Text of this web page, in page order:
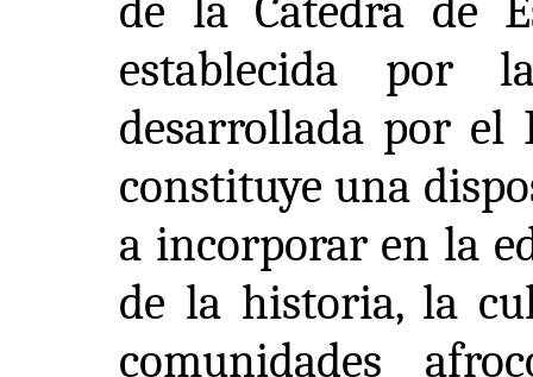
de la Cátedra de
establecida
desarrollada por el
constituye una
a incorporar en la
de la historia, la
comunidades